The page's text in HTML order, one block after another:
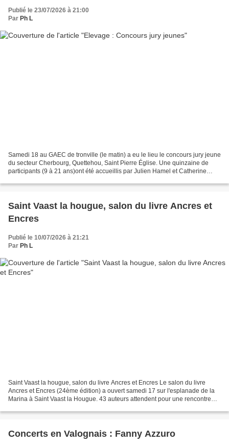
Publié le 23/07/2026 à 21:00
Par Ph L
Samedi 18 au GAEC de tronville (le matin) a eu le lieu le concours jury jeune
du secteur Cherbourg, Quettehou, Saint Pierre Église. Une quinzaine de
participants (9 à 21 ans)ont été accueillis par Julien Hamel et Catherine
Saint Vaast la hougue, salon du livre Ancres et
Encres
Publié le 10/07/2026 à 21:21
Par Ph L
Saint Vaast la hougue, salon du livre Ancres et Encres Le salon du livre
Ancres et Encres (24ème édition) a ouvert samedi 17 sur l'esplanade de la
Marina à Saint Vaast la Hougue. 43 auteurs attendent pour une rencontre
Concerts en Valognais : Fanny Azzuro